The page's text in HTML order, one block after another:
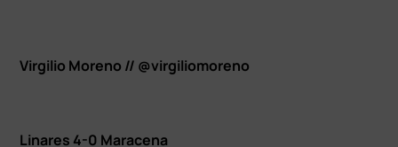
Virgilio Moreno // @virgiliomoreno
Linares 4-0 Maracena